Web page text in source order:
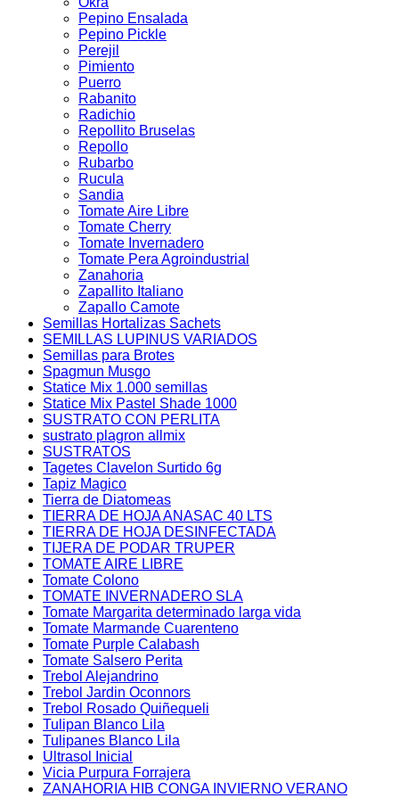
Pepino Ensalada
Pepino Pickle
Perejil
Pimiento
Puerro
Rabanito
Radichio
Repollito Bruselas
Repollo
Rubarbo
Rucula
Sandia
Tomate Aire Libre
Tomate Cherry
Tomate Invernadero
Tomate Pera Agroindustrial
Zanahoria
Zapallito Italiano
Zapallo Camote
Semillas Hortalizas Sachets
SEMILLAS LUPINUS VARIADOS
Semillas para Brotes
Spagmun Musgo
Statice Mix 1.000 semillas
Statice Mix Pastel Shade 1000
SUSTRATO CON PERLITA
sustrato plagron allmix
SUSTRATOS
Tagetes Clavelon Surtido 6g
Tapiz Magico
Tierra de Diatomeas
TIERRA DE HOJA ANASAC 40 LTS
TIERRA DE HOJA DESINFECTADA
TIJERA DE PODAR TRUPER
TOMATE AIRE LIBRE
Tomate Colono
TOMATE INVERNADERO SLA
Tomate Margarita determinado larga vida
Tomate Marmande Cuarenteno
Tomate Purple Calabash
Tomate Salsero Perita
Trebol Alejandrino
Trebol Jardin Oconnors
Trebol Rosado Quiñequeli
Tulipan Blanco Lila
Tulipanes Blanco Lila
Ultrasol Inicial
Vicia Purpura Forrajera
ZANAHORIA HIB CONGA INVIERNO VERANO